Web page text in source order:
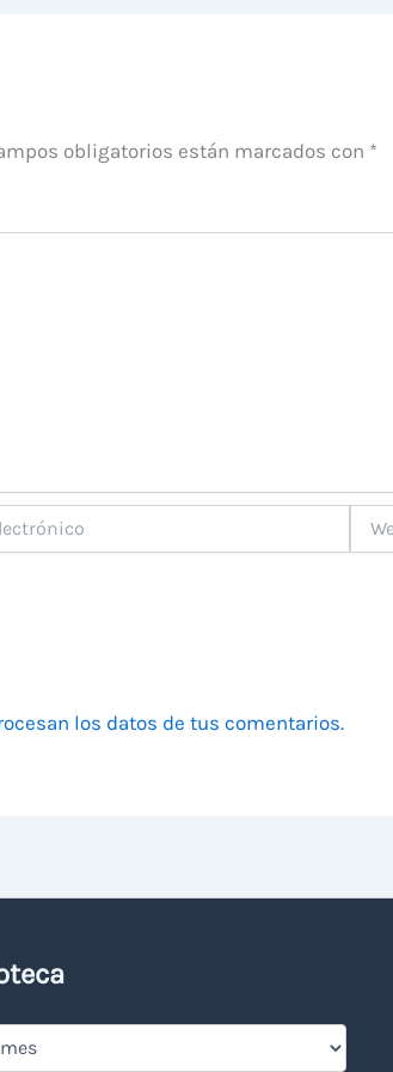
obligatorios están marcados con *
los datos de tus comentarios.